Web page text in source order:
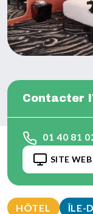
HÔTEL ÎLE-
Contacter
01 40 81
SITE WEB